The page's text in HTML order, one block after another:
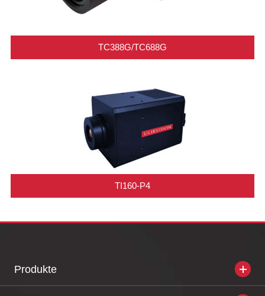
TC388G/TC688G
TI160-P4
Produkte